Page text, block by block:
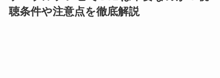
聴条件や注意点を徹底解説